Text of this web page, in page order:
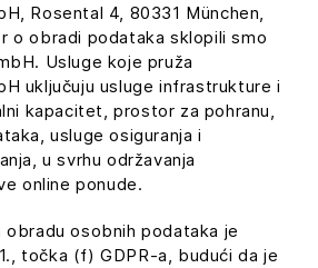
Rosental 4, 80331 München,
o obradi podataka sklopili smo
Usluge koje pruža
uključuju usluge infrastrukture i
kapacitet, prostor za pohranu,
usluge osiguranja i
u svrhu održavanja
online ponude.
obradu osobnih podataka je
točka (f) GDPR-a, budući da je